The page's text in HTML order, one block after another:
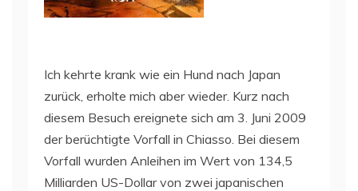
Ich kehrte krank wie ein Hund nach Japan
zurück, erholte mich aber wieder. Kurz nach
diesem Besuch ereignete sich am 3. Juni 2009
der berüchtigte Vorfall in Chiasso. Bei diesem
Vorfall wurden Anleihen im Wert von 134,5
Milliarden US-Dollar von zwei japanischen